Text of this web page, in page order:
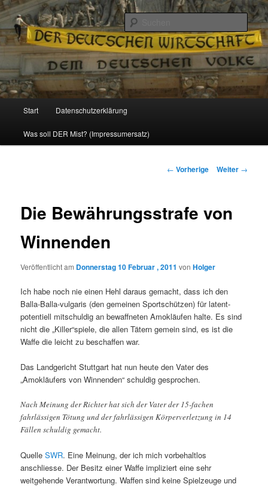
Reizzentrum
Politik, Wirtschaft, Soziales und Gesellschaft
Zum
Inhalt
Start Datenschutzerklärung
Was soll DER Mist? (Impressumersatz)
Beitrags-
← Vorherige Weiter →
Die Bewährungsstrafe von
Winnenden
Veröffentlicht am Donnerstag 10 Februar , 2011 vonHolger
Ich habe noch nie einen Hehl daraus gemacht, dass ich den
Balla-Balla-vulgaris (den gemeinen Sportschützen) für latent-
potentiell mitschuldig an bewaffneten Amokläufen halte. Es sind
nicht die „Killer“spiele, die allen Tätern gemein sind, es ist die
Waffe die leicht zu beschaffen war.
Das Landgericht Stuttgart hat nun heute den Vater des
„Amokläufers von Winnenden“ schuldig gesprochen.
Nach Meinung der Richter hat sich der Vater der 15-fachen
fahrlässigen Tötung und der fahrlässigen Körperverletzung in 14
Fällen schuldig gemacht.
QuelleSWR. Eine Meinung, der ich mich vorbehaltlos
anschliesse. Der Besitz einer Waffe impliziert eine sehr
weitgehende Verantwortung. Waffen sind keine Spielzeuge und